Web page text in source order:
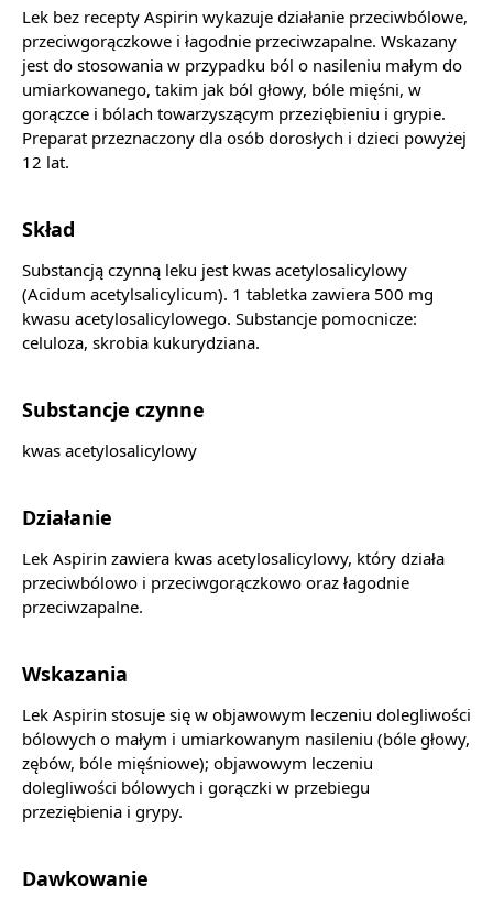
Lek bez recepty Aspirin wykazuje działanie przeciwbólowe,
przeciwgorączkowe i łagodnie przeciwzapalne. Wskazany
jest do stosowania w przypadku ból o nasileniu małym do
umiarkowanego, takim jak ból głowy, bóle mięśni, w
gorączce i bólach towarzyszącym przeziębieniu i grypie.
Preparat przeznaczony dla osób dorosłych i dzieci powyżej
12 lat.
Skład
Substancją czynną leku jest kwas acetylosalicylowy
(Acidum acetylsalicylicum). 1 tabletka zawiera 500 mg
kwasu acetylosalicylowego. Substancje pomocnicze:
celuloza, skrobia kukurydziana.
Substancje czynne
kwas acetylosalicylowy
Działanie
Lek Aspirin zawiera kwas acetylosalicylowy, który działa
przeciwbólowo i przeciwgorączkowo oraz łagodnie
przeciwzapalne.
Wskazania
Lek Aspirin stosuje się w objawowym leczeniu dolegliwości
bólowych o małym i umiarkowanym nasileniu (bóle głowy,
zębów, bóle mięśniowe); objawowym leczeniu
dolegliwości bólowych i gorączki w przebiegu
przeziębienia i grypy.
Dawkowanie